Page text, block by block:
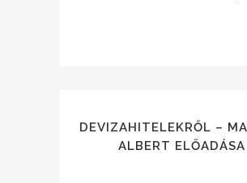
DEVIZAHITELEKRŐL –
ALBERT ELŐADÁSA